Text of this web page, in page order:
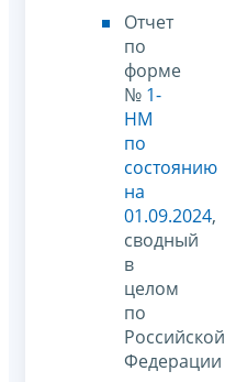
Отчет
по
форме
№ 1-
НМ
по
состоянию
на
01.09.2024,
сводный
в
целом
по
Российской
Федерации